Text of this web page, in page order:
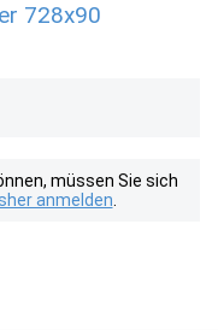
728x90
müssen Sie sich
anmelden